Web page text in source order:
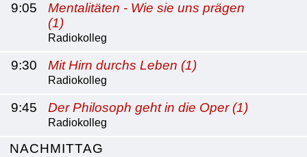
9:05
Mentalitäten - Wie sie uns prägen
(1)
Radiokolleg
9:30 Mit Hirn durchs Leben (1)
Radiokolleg
9:45 Der Philosoph geht in die Oper (1)
Radiokolleg
NACHMITTAG